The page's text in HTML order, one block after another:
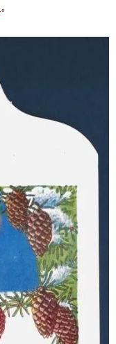
。